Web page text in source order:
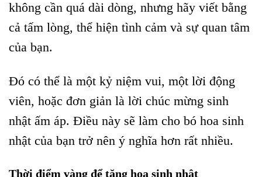
không cần quá dài dòng, nhưng hãy viết bằng
cả tấm lòng, thể hiện tình cảm và sự quan tâm
của bạn.
Đó có thể là một kỷ niệm vui, một lời động
viên, hoặc đơn giản là lời chúc mừng sinh
nhật ấm áp. Điều này sẽ làm cho bó hoa sinh
nhật của bạn trở nên ý nghĩa hơn rất nhiều.
Thời điểm vàng để tặng hoa sinh nhật